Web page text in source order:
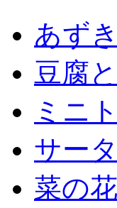
あず
豆腐
ミニ
サー
菜の